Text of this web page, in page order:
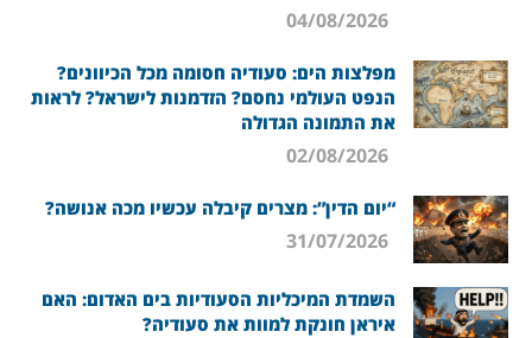
מפלצות הים: סעודיה חסומה מכל הכיוונים?
הנפט העולמי נחסם? הזדמנות לישראל? לראות
את התמונה הגדולה
“יום הדין”: מצרים קיבלה עכשיו מכה אנושה?
השמדת המיכליות הסעודיות בים האדום: האם
איראן חונקת למוות את סעודיה?